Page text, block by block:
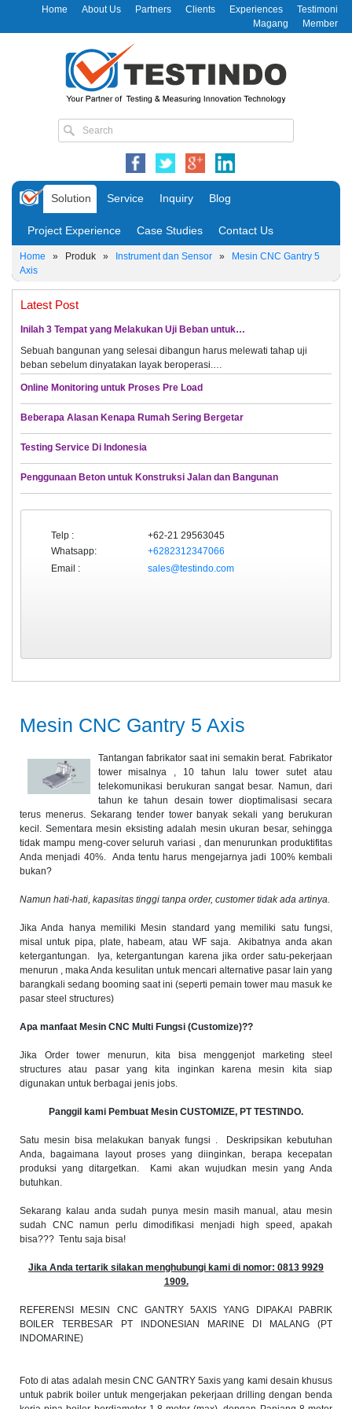
Home About Us Partners Clients Experiences
Testimoni
Magang
Member
Solution Service Inquiry Blog
Project Experience Case Studies Contact Us
Home » Produk » Instrument dan Sensor »
Mesin CNC Gantry 5
Axis
Latest Post
Inilah 3 Tempat yang Melakukan Uji Beban untuk…
Sebuah bangunan yang selesai dibangun harus melewati tahap uji
beban sebelum dinyatakan layak beroperasi.…
Online Monitoring untuk Proses Pre Load
Beberapa Alasan Kenapa Rumah Sering Bergetar
Testing Service Di Indonesia
Penggunaan Beton untuk Konstruksi Jalan dan Bangunan
Telp :
+62-21 29563045
Whatsapp:
+6282312347066
Email :
sales@testindo.com
Mesin CNC Gantry 5 Axis
Tantangan fabrikator saat ini semakin berat. Fabrikator
tower misalnya , 10 tahun lalu tower sutet atau
telekomunikasi berukuran sangat besar. Namun, dari
tahun ke tahun desain tower dioptimalisasi secara
terus menerus. Sekarang tender tower banyak sekali yang berukuran
kecil. Sementara mesin eksisting adalah mesin ukuran besar, sehingga
tidak mampu meng-cover seluruh variasi , dan menurunkan produktifitas
Anda menjadi 40%. Anda tentu harus mengejarnya jadi 100% kembali
bukan?
Namun hati-hati, kapasitas tinggi tanpa order, customer tidak ada artinya.
Jika Anda hanya memiliki Mesin standard yang memiliki satu fungsi,
misal untuk pipa, plate, habeam, atau WF saja. Akibatnya anda akan
ketergantungan. Iya, ketergantungan karena jika order satu-pekerjaan
menurun , maka Anda kesulitan untuk mencari alternative pasar lain yang
barangkali sedang booming saat ini (seperti pemain tower mau masuk ke
pasar steel structures)
Apa manfaat Mesin CNC Multi Fungsi (Customize)??
Jika Order tower menurun, kita bisa menggenjot marketing steel
structures atau pasar yang kita inginkan karena mesin kita siap
digunakan untuk berbagai jenis jobs.
Panggil kami Pembuat Mesin CUSTOMIZE, PT TESTINDO.
Satu mesin bisa melakukan banyak fungsi . Deskripsikan kebutuhan
Anda, bagaimana layout proses yang diinginkan, berapa kecepatan
produksi yang ditargetkan. Kami akan wujudkan mesin yang Anda
butuhkan.
Sekarang kalau anda sudah punya mesin masih manual, atau mesin
sudah CNC namun perlu dimodifikasi menjadi high speed, apakah
bisa??? Tentu saja bisa!
Jika Anda tertarik silakan menghubungi kami di nomor: 0813 9929
1909.
REFERENSI MESIN CNC GANTRY 5AXIS YANG DIPAKAI PABRIK
BOILER TERBESAR PT INDONESIAN MARINE DI MALANG (PT
INDOMARINE)
Foto di atas adalah mesin CNC GANTRY 5axis yang kami desain khusus
untuk pabrik boiler untuk mengerjakan pekerjaan drilling dengan benda